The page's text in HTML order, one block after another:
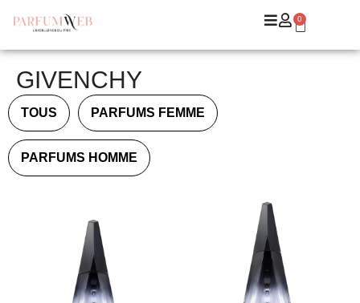
0
GIVENCHY
TOUS PARFUMS FEMME
PARFUMS HOMME